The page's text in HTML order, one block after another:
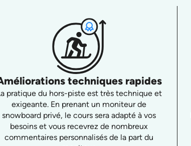
techniques rapides
pratique du hors-piste est très technique et
exigeante. En prenant un moniteur de
snowboard privé, le cours sera adapté à vos
besoins et vous recevrez de nombreux
commentaires personnalisés de la part du